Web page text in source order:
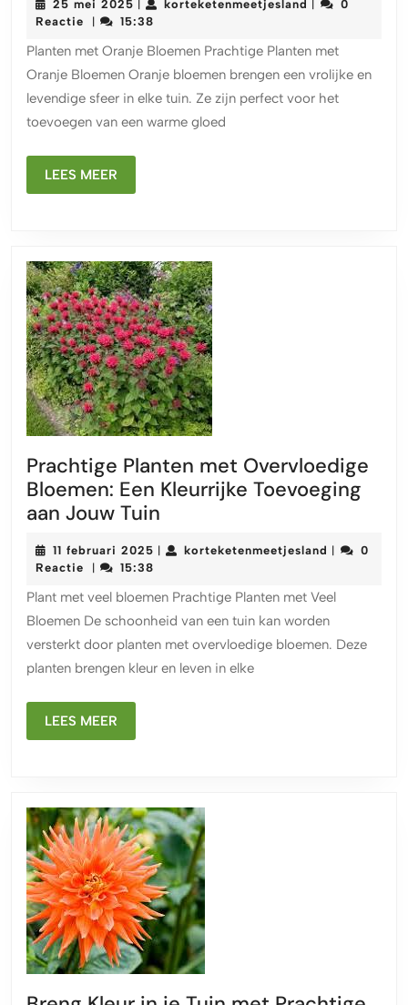
Met
Oranje
Bloemen
25 mei 2025 25
mei
korteketenmeetjesland
0
Reactie
15:38
Planten met Oranje Bloemen Prachtige Planten met
Oranje Bloemen Oranje bloemen brengen een vrolijke en
levendige sfeer in elke tuin. Ze zijn perfect voor het
toevoegen van een warme gloed
LEES MEER
MEER
Prachtige Planten met Overvloedige
Bloemen: Een Kleurrijke Toevoeging
aan Jouw Tuin
met
Bloemen:
Een
Kleurrijke
Toevoeging
11 februari 2025 11
korteketenmeetjesland
0
Reactie
15:38
Plant met veel bloemen Prachtige Planten met Veel
Bloemen De schoonheid van een tuin kan worden
versterkt door planten met overvloedige bloemen. Deze
planten brengen kleur en leven in elke
LEES MEER
MEER